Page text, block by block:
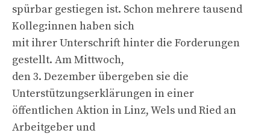
spürbar gestiegen ist. Schon mehrere tausend
Kolleg:innen haben sich
mit ihrer Unterschrift hinter die Forderungen
gestellt. Am Mittwoch,
den 3. Dezember übergeben sie die
Unterstützungserklärungen in einer
öffentlichen Aktion in Linz, Wels und Ried an
Arbeitgeber und